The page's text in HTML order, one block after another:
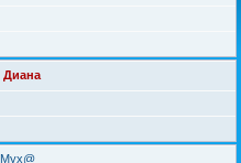
Диана
Myx@